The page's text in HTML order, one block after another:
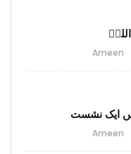
Ameen
ایک نشست
Ameen